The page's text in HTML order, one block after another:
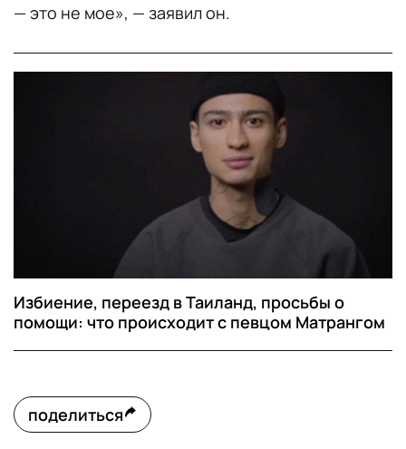
— это не мое», — заявил он.
Избиение, переезд в Таиланд, просьбы о
помощи: что происходит с певцом Матрангом
поделиться